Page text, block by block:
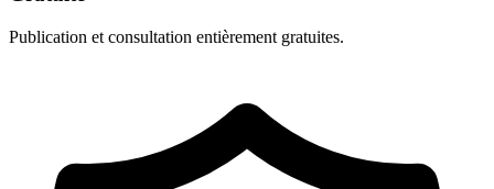
Publication et consultation entièrement gratuites.